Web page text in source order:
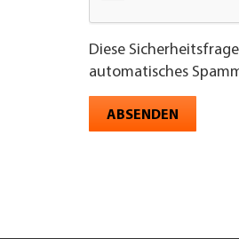
Diese
automatisches
ABSENDEN